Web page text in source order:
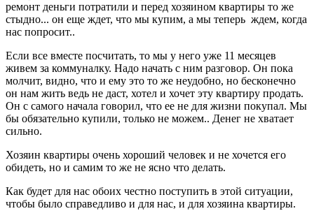
ремонт деньги потратили и перед хозяином квартиры то же
стыдно... он еще ждет, что мы купим, а мы теперь ждем, когда
нас попросит..
Если все вместе посчитать, то мы у него уже 11 месяцев
живем за коммуналку. Надо начать с ним разговор. Он пока
молчит, видно, что и ему это то же неудобно, но бесконечно
он нам жить ведь не даст, хотел и хочет эту квартиру продать.
Он с самого начала говорил, что ее не для жизни покупал. Мы
бы обязательно купили, только не можем.. Денег не хватает
сильно.
Хозяин квартиры очень хороший человек и не хочется его
обидеть, но и самим то же не ясно что делать.
Как будет для нас обоих честно поступить в этой ситуации,
чтобы было справедливо и для нас, и для хозяина квартиры.